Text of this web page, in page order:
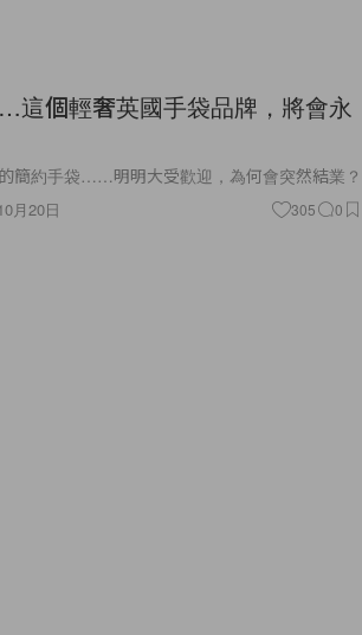
這個輕奢英國手袋品牌，將會永
簡約手袋……明明大受歡迎，為何會突然結業？
月20日 305 0